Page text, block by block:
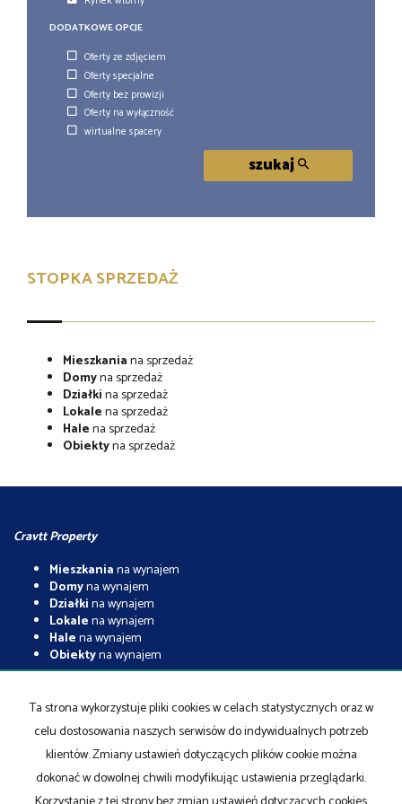
DODATKOWE OPCJE
Oferty ze zdjęciem
Oferty specjalne
Oferty bez prowizji
Oferty na wyłączność
wirtualne spacery
szukaj
STOPKA SPRZEDAŻ
Mieszkaniana sprzedaż
Domyna sprzedaż
Działkina sprzedaż
Lokalena sprzedaż
Halena sprzedaż
Obiektyna sprzedaż
Cravtt Property
Mieszkaniana wynajem
Domyna wynajem
Działkina wynajem
Lokalena wynajem
Halena wynajem
Obiektyna wynajem
Domyna sprzedaż
na sprzedaż
Lokalena sprzedaż
Halena sprzedaż
Obiektyna sprzedaż
Ta strona wykorzystuje pliki cookies w celach statystycznych oraz w
celu dostosowania naszych serwisów do indywidualnych potrzeb
klientów. Zmiany ustawień dotyczących plików cookie można
dokonać w dowolnej chwili modyfikując ustawienia przeglądarki.